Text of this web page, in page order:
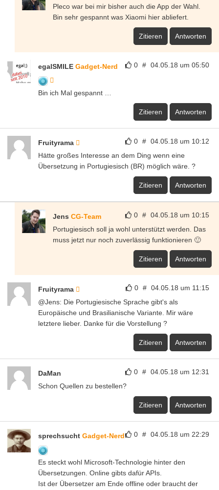
Pleco war bei mir bisher auch die App der Wahl.
Bin sehr gespannt was Xiaomi hier abliefert.
Zitieren Antworten
0 # 04.05.18 um 05:50
egalSMILE Gadget-Nerd
Bin ich Mal gespannt …
Zitieren Antworten
0 # 04.05.18 um 10:12
Fruityrama
Hätte großes Interesse an dem Ding wenn eine
Übersetzung in Portugiesisch (BR) möglich wäre. ?
Zitieren Antworten
0 # 04.05.18 um 10:15
Jens CG-Team
Portugiesisch soll ja wohl unterstützt werden. Das
muss jetzt nur noch zuverlässig funktionieren 🙂
Zitieren Antworten
0 # 04.05.18 um 11:15
Fruityrama
@Jens: Die Portugiesische Sprache gibt's als
Europäische und Brasilianische Variante. Mir wäre
letztere lieber. Danke für die Vorstellung ?
Zitieren Antworten
0 # 04.05.18 um 12:31
DaMan
Schon Quellen zu bestellen?
Zitieren Antworten
0 # 04.05.18 um 22:29
sprechsucht Gadget-Nerd
Es steckt wohl Microsoft-Technologie hinter den
Übersetzungen. Online gibts dafür APIs.
Ist der Übersetzer am Ende offline oder braucht der